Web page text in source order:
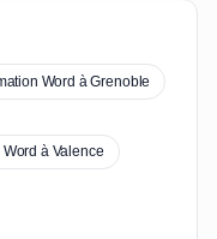
Word à Grenoble
à Valence